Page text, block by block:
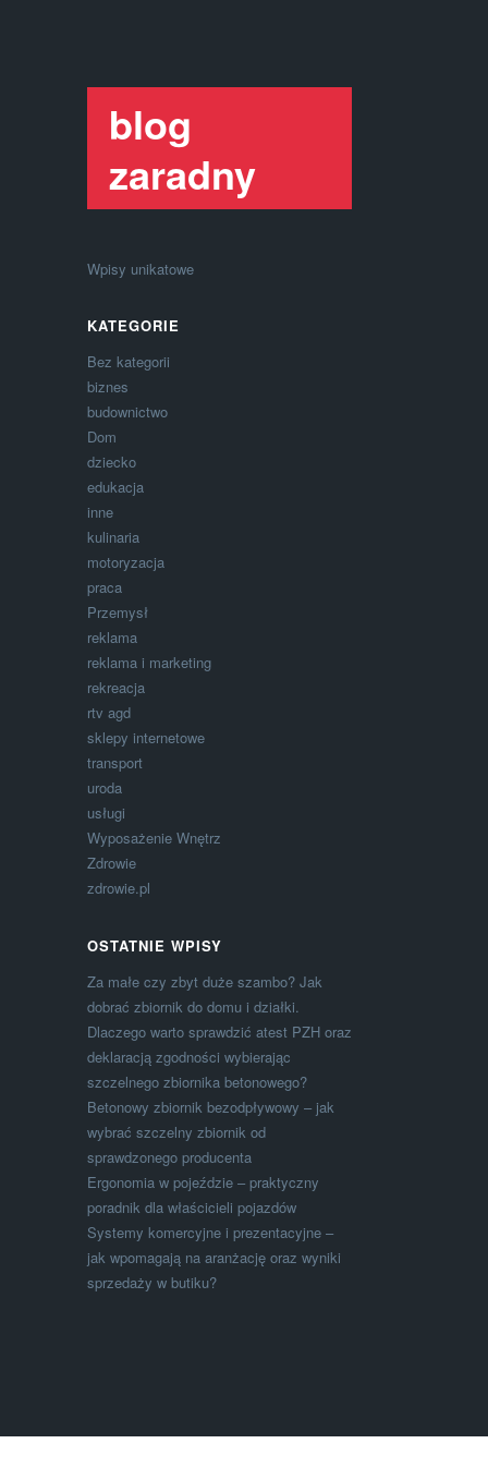
blog
zaradny
Wpisy unikatowe
KATEGORIE
Bez kategorii
biznes
budownictwo
Dom
dziecko
edukacja
inne
kulinaria
motoryzacja
praca
Przemysł
reklama
reklama i marketing
rekreacja
rtv agd
sklepy internetowe
transport
uroda
usługi
Wyposażenie Wnętrz
Zdrowie
zdrowie.pl
OSTATNIE WPISY
Za małe czy zbyt duże szambo? Jak
dobrać zbiornik do domu i działki.
Dlaczego warto sprawdzić atest PZH oraz
deklaracją zgodności wybierając
szczelnego zbiornika betonowego?
Betonowy zbiornik bezodpływowy – jak
wybrać szczelny zbiornik od
sprawdzonego producenta
Ergonomia w pojeździe – praktyczny
poradnik dla właścicieli pojazdów
Systemy komercyjne i prezentacyjne –
jak wpomagają na aranżację oraz wyniki
sprzedaży w butiku?